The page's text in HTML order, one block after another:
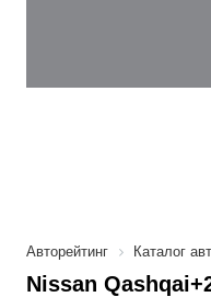
Авторейтинг Каталог
Nissan